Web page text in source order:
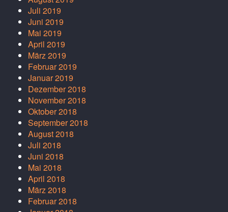
Juli 2019
Juni 2019
Mai 2019
April 2019
März 2019
Februar 2019
Januar 2019
Dezember 2018
November 2018
Oktober 2018
September 2018
August 2018
Juli 2018
Juni 2018
Mai 2018
April 2018
März 2018
Februar 2018